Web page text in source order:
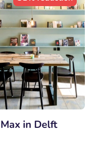
in Delft